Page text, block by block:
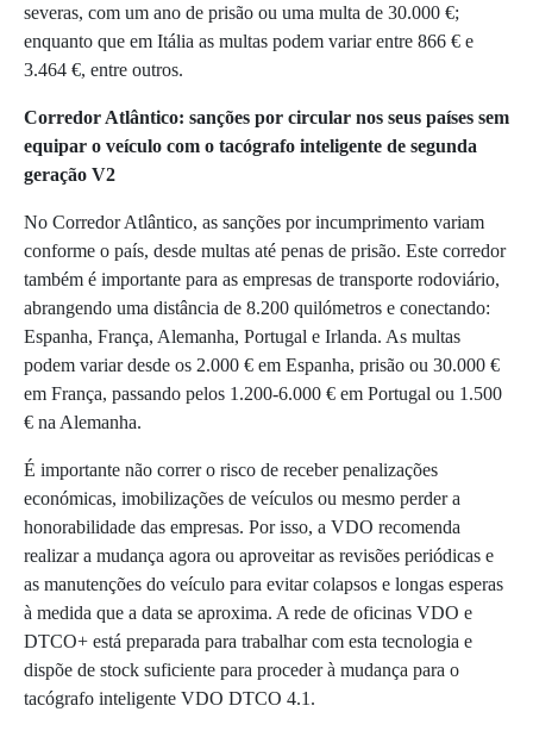
severas, com um ano de prisão ou uma multa de 30.000 €;
enquanto que em Itália as multas podem variar entre 866 € e
3.464 €, entre outros.
Corredor Atlântico: sanções por circular nos seus países sem
equipar o veículo com o tacógrafo inteligente de segunda
geração V2
No Corredor Atlântico, as sanções por incumprimento variam
conforme o país, desde multas até penas de prisão. Este corredor
também é importante para as empresas de transporte rodoviário,
abrangendo uma distância de 8.200 quilómetros e conectando:
Espanha, França, Alemanha, Portugal e Irlanda. As multas
podem variar desde os 2.000 € em Espanha, prisão ou 30.000 €
em França, passando pelos 1.200-6.000 € em Portugal ou 1.500
€ na Alemanha.
É importante não correr o risco de receber penalizações
económicas, imobilizações de veículos ou mesmo perder a
honorabilidade das empresas. Por isso, a VDO recomenda
realizar a mudança agora ou aproveitar as revisões periódicas e
as manutenções do veículo para evitar colapsos e longas esperas
à medida que a data se aproxima. A rede de oficinas VDO e
DTCO+ está preparada para trabalhar com esta tecnologia e
dispõe de stock suficiente para proceder à mudança para o
tacógrafo inteligente VDO DTCO 4.1.